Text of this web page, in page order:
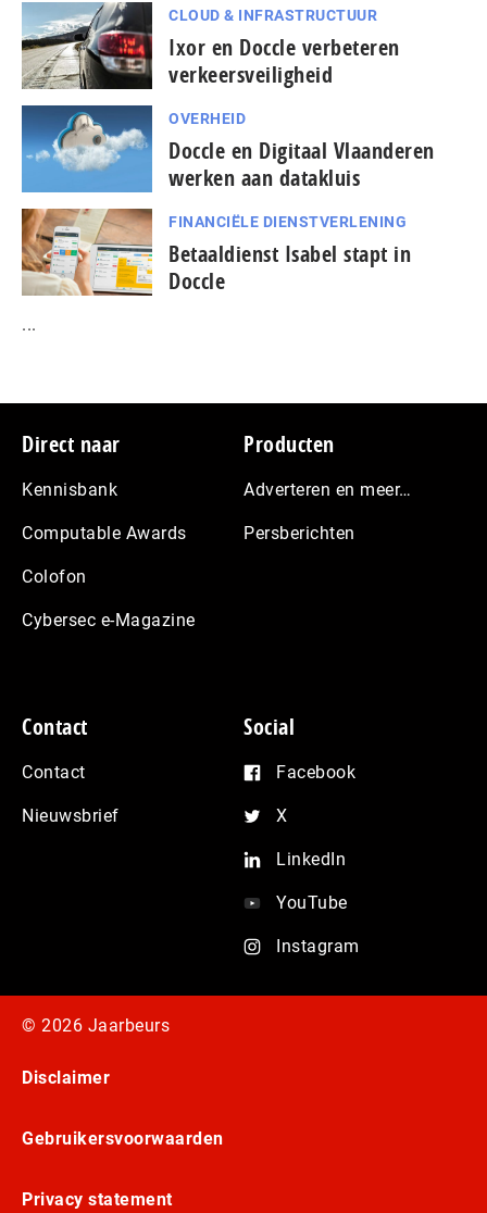
CLOUD & INFRASTRUCTUUR
Ixor en Doccle verbeteren
verkeersveiligheid
OVERHEID
Doccle en Digitaal Vlaanderen
werken aan datakluis
FINANCIËLE DIENSTVERLENING
Betaaldienst Isabel stapt in
Doccle
...
Footer
Direct naar
Kennisbank
Computable Awards
Colofon
Cybersec e-Magazine
Producten
Adverteren en meer…
Persberichten
Contact
Contact
Nieuwsbrief
Social
Facebook
X
LinkedIn
YouTube
Instagram
© 2026 Jaarbeurs
Disclaimer
Gebruikersvoorwaarden
Privacy statement